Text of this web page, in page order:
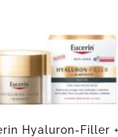
Hyaluron-Filler +